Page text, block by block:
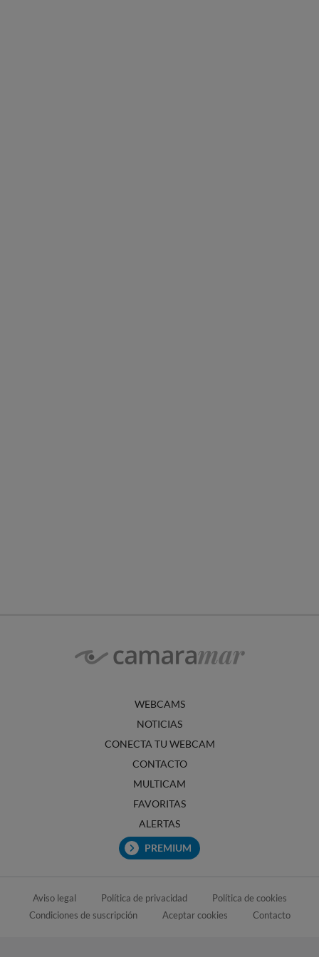
WEBCAMS
NOTICIAS
CONECTA TU WEBCAM
CONTACTO
MULTICAM
FAVORITAS
ALERTAS
PREMIUM
Aviso legal Política de privacidad
Política de cookies
Condiciones de suscripción
Aceptar cookies Contacto